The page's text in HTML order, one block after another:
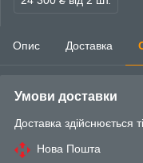
Опис Доставка
Умови доставки
Доставка здійснюється
Нова Пошта